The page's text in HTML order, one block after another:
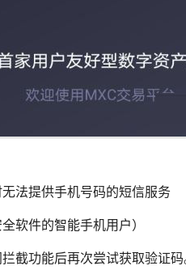
法提供手机号码的短信服务
软件的智能手机用户）
截功能后再次尝试获取验证码